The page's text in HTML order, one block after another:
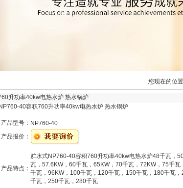
您现在的位置
升功率40kw电热水炉 热水锅炉
40容积760升功率40kw电热水炉 热水锅炉
产品型号： NP760-40
产品报价：
产品特点：
贮水式NP760-40容积760升功率40kw电热水炉48千瓦，
瓦，57.6KW，60千瓦，65KW，70千瓦，72KW，75千瓦
千瓦，96KW，100千瓦，120千瓦，150千瓦，180千瓦
千瓦，250千瓦，280千瓦